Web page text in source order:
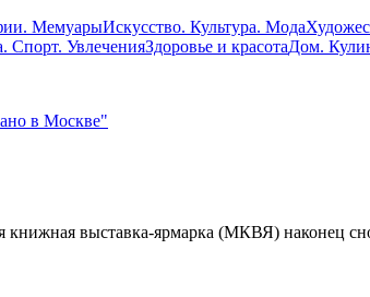
МемуарыИскусство. Культура. Мода
Спорт. УвлеченияЗдоровье и красотаДом.
в Москве"
книжная выставка-ярмарка (МКВЯ) наконец